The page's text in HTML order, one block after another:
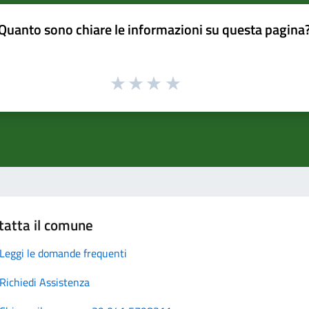
sono chiare le informazioni su questa
il comune
Leggi le domande frequenti
Richiedi Assistenza